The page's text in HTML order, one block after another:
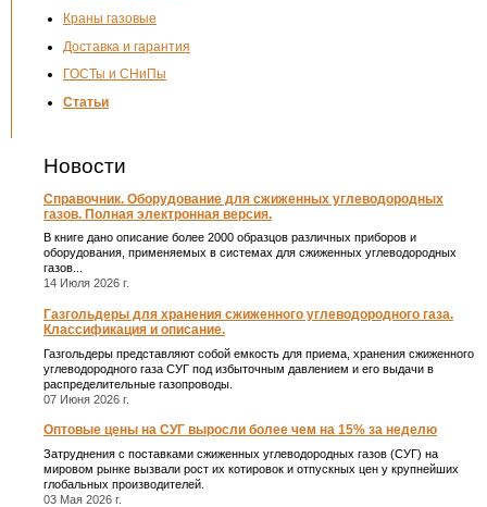
Краны газовые
Доставка и гарантия
ГОСТы и СНиПы
Статьи
Новости
Справочник. Оборудование для сжиженных углеводородных
газов. Полная электронная версия.
В книге дано описание более 2000 образцов различных приборов и
оборудования, применяемых в системах для сжиженных углеводородных
газов...
14 Июля 2026 г.
Газгольдеры для хранения сжиженного углеводородного газа.
Классификация и описание.
Газгольдеры представляют собой емкость для приема, хранения сжиженного
углеводородного газа СУГ под избыточным давлением и его выдачи в
распределительные газопроводы.
07 Июня 2026 г.
Оптовые цены на СУГ выросли более чем на 15% за неделю
Затруднения с поставками сжиженных углеводородных газов (СУГ) на
мировом рынке вызвали рост их котировок и отпускных цен у крупнейших
глобальных производителей.
03 Мая 2026 г.